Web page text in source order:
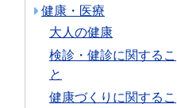
健康・医療
大人の健康
検診・健診に関するこ
と
健康づくりに関するこ